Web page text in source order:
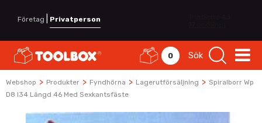
Företag Privatperson
0 Sök
Webshop > Produkter > Fyndhörna > Lagerutförsäljning > Spiralborr Wp
D8 I34 Längd 46 Med Sexkantsfäste